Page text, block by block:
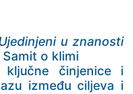
u znanosti
o klimi
ključne činjenice i
između ciljeva i